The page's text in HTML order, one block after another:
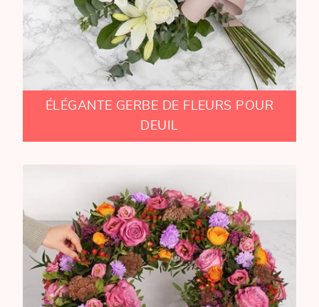
ÉLÉGANTE GERBE DE FLEURS POUR
DEUIL